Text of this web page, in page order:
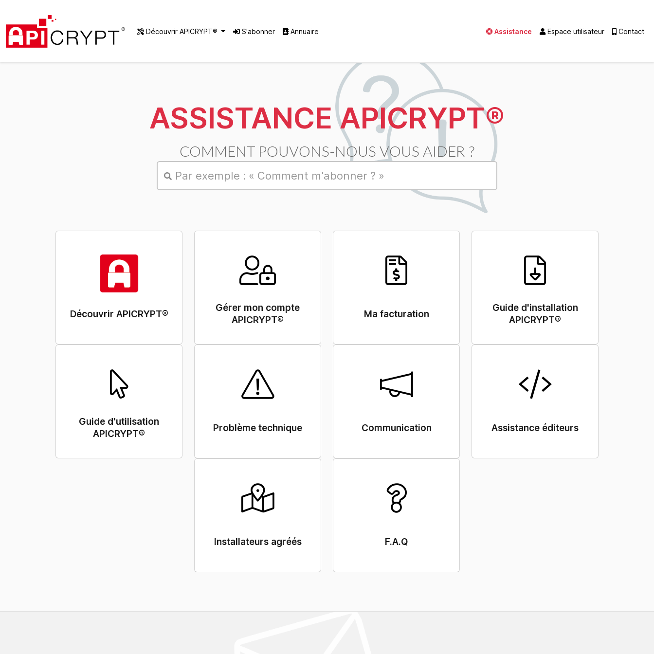
Découvrir APICRYPT® S'abonner Annuaire Assistance Espace utilisateur Contact
ASSISTANCE APICRYPT®
COMMENT POUVONS-NOUS VOUS AIDER ?
Découvrir APICRYPT®
Gérer mon compte
APICRYPT®
Ma facturation
Guide d'installation
APICRYPT®
Guide d'utilisation
APICRYPT®
Problème technique Communication Assistance éditeurs
Installateurs agréés F.A.Q